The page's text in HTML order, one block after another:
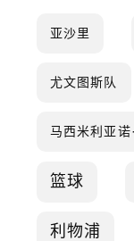
亚沙里
尤文图斯队
马西米利亚诺
篮球
利物浦